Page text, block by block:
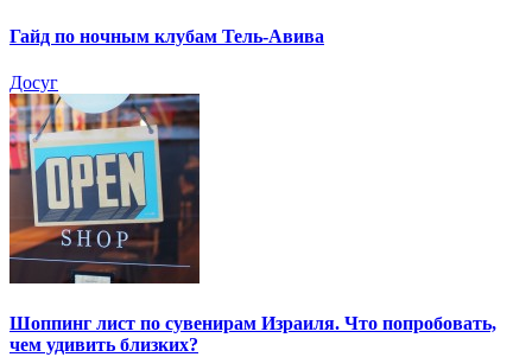
Гайд по ночным клубам Тель-Авива
Досуг
Шоппинг лист по сувенирам Израиля. Что попробовать,
чем удивить близких?